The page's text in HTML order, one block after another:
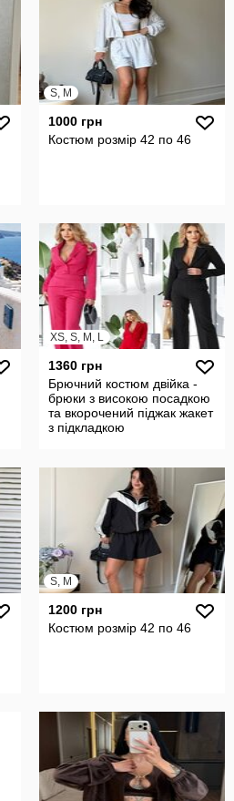
S, M
1000 грн
Костюм розмір 42 по 46
XS, S, M, L
1360 грн
Брючний костюм двійка -
брюки з високою посадкою
та вкорочений піджак жакет
з підкладкою
S, M
1200 грн
Костюм розмір 42 по 46